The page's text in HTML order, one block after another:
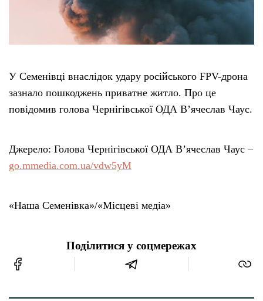
У Семенівці внаслідок удару російського FPV-дрона
зазнало пошкоджень приватне житло. Про це
повідомив голова Чернігівської ОДА В’ячеслав Чаус.
Джерело: Голова Чернігівської ОДА В’ячеслав Чаус –
go.mmedia.com.ua/vdw5yM
«Наша Семенівка»/«Місцеві медіа»
Поділитися у соцмережах